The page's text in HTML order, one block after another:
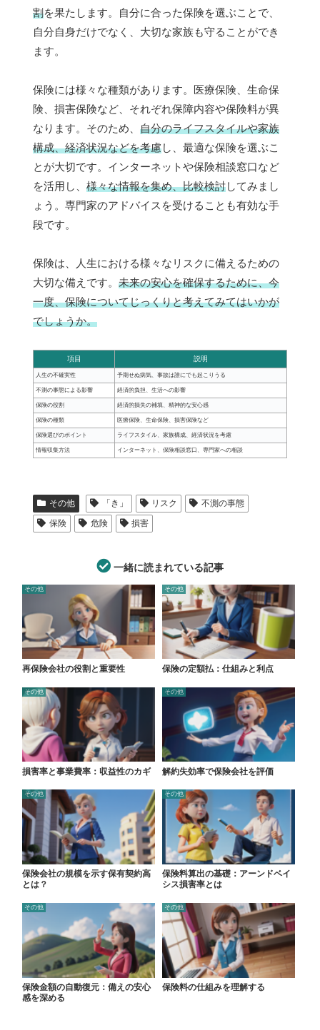
割を果たします。自分に合った保険を選ぶことで、
自分自身だけでなく、大切な家族も守ることができ
ます。
保険には様々な種類があります。医療保険、生命保
険、損害保険など、それぞれ保障内容や保険料が異
なります。そのため、 自分のライフスタイルや家族
構成、経済状況などを考慮し、最適な保険を選ぶこ
とが大切です。インターネットや保険相談窓口など
を活用し、 様々な情報を集め、比較検討してみまし
ょう。専門家のアドバイスを受けることも有効な手
段です。
保険は、人生における様々なリスクに備えるための
大切な備えです。 未来の安心を確保するために、今
一度、保険についてじっくりと考えてみてはいかが
でしょうか。
項目 説明
人生の不確実性 予期せぬ病気、事故は誰にでも起こりうる
不測の事態による影響 経済的負担、生活への影響
保険の役割 経済的損失の補填、精神的な安心感
保険の種類 医療保険、生命保険、損害保険など
保険選びのポイント ライフスタイル、家族構成、経済状況を考慮
情報収集方法 インターネット、保険相談窓口、専門家への相談
その他 「き」 リスク
不測の事態
保険
危険 損害
一緒に読まれている記事
その他
再保険会社の役割と重要性
その他
保険の定額払：仕組みと利点
その他
損害率と事業費率：収益性のカギ
その他
解約失効率で保険会社を評価
その他
保険会社の規模を示す保有契約高
とは？
その他
保険料算出の基礎：アーンドベイ
シス損害率とは
その他
保険金額の自動復元：備えの安心
感を深める
その他
保険料の仕組みを理解する